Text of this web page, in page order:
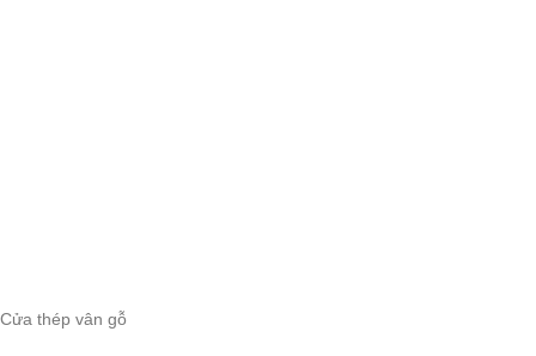
Cửa thép vân gỗ